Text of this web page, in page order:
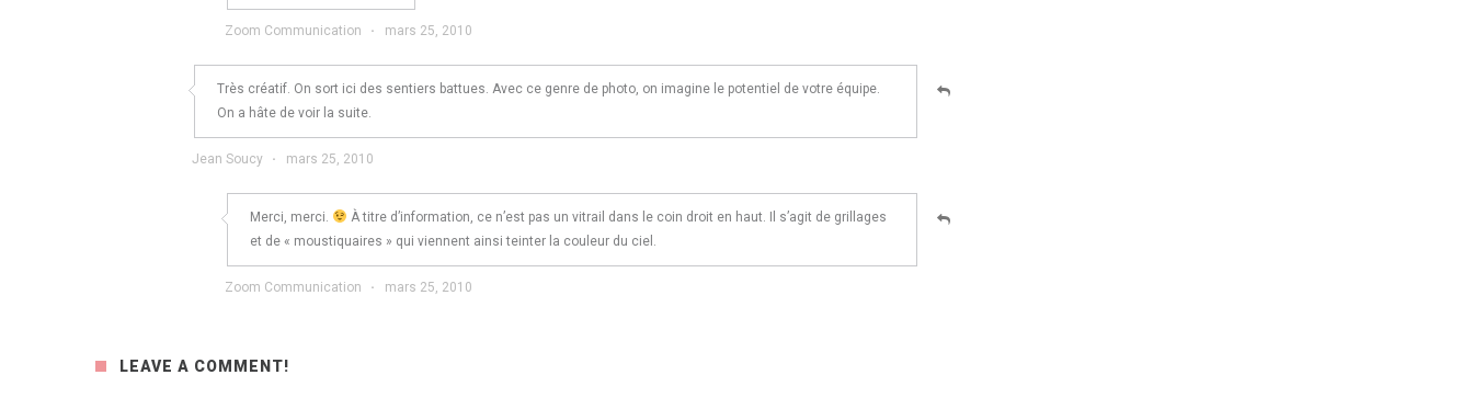
Zoom Communication · mars 25, 2010
Très créatif. On sort ici des sentiers battues. Avec ce genre de photo, on imagine le potentiel de votre équipe.
On a hâte de voir la suite.
Jean Soucy · mars 25, 2010
Merci, merci.
À titre d’information, ce n’est pas un vitrail dans le coin droit en haut. Il s’agit de grillages
et de « moustiquaires » qui viennent ainsi teinter la couleur du ciel.
Zoom Communication · mars 25, 2010
LEAVE A COMMENT!